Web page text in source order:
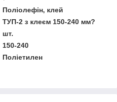
Поліолефін, клей
ТУП-2 з клеєм 150-240 мм?
шт.
150-240
Поліетилен